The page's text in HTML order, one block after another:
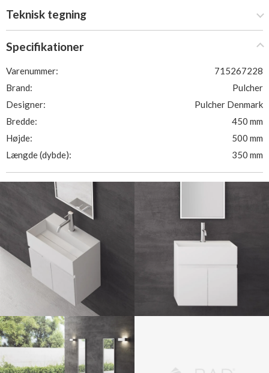
Teknisk tegning
Specifikationer
Varenummer:
715267228
Brand:
Pulcher
Designer:
Pulcher Denmark
Bredde:
450 mm
Højde:
500 mm
Længde (dybde):
350 mm